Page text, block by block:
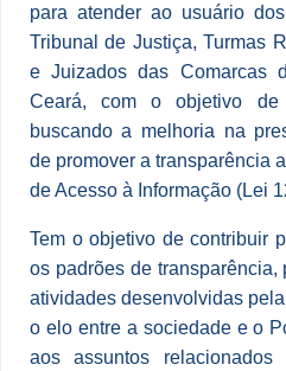
para atender ao usuário
Tribunal de Justiça, Turmas
e Juizados das Comarcas
Ceará, com o objetivo de
buscando a melhoria na
de promover a transparência
de Acesso à Informação (Lei
Tem o objetivo de contribuir
os padrões de
atividades desenvolvidas
o elo entre a sociedade e o
aos assuntos